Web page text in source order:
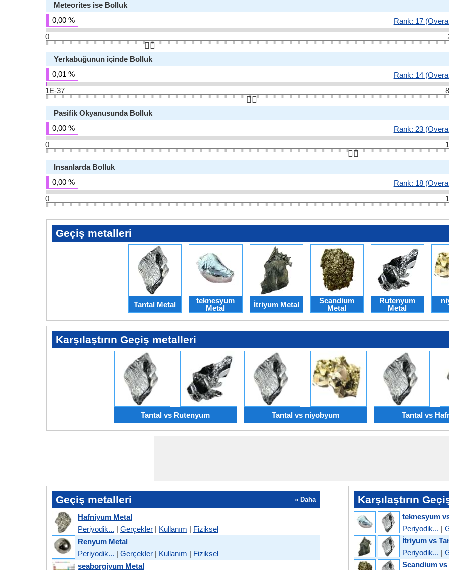
Meteorites ise Bolluk
0,00 %
Rank: 17
0
👆🏻
Yerkabuğunun içinde Bolluk
0,01 %
Rank: 14
1E-37
👆🏻
Pasifik Okyanusunda Bolluk
0,00 %
Rank: 23
0
👆🏻
Insanlarda Bolluk
0,00 %
Rank: 18
0
Geçiş metalleri
Tantal Metal
teknesyum
Metal
İtriyum Metal
Scandium
Metal
Rutenyum
Metal
Karşılaştırın Geçiş metalleri
Tantal vs Rutenyum Tantal vs niyobyum Tantal vs
Geçiş metalleri » Daha
Hafniyum Metal
Periyodik... | Gerçekler | Kullanım | Fiziksel
Renyum Metal
Periyodik... | Gerçekler | Kullanım | Fiziksel
seaborgiyum Metal
Karşılaştırın
teknesyum
Periyodik... |
İtriyum vs
Periyodik... |
Scandium vs